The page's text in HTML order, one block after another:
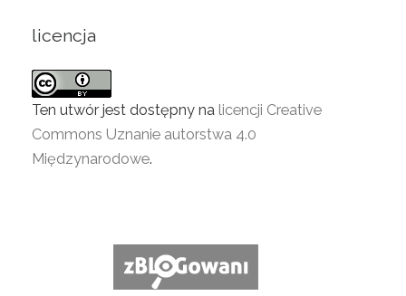
licencja
Ten utwór jest dostępny na licencji Creative
Commons Uznanie autorstwa 4.0
Międzynarodowe.